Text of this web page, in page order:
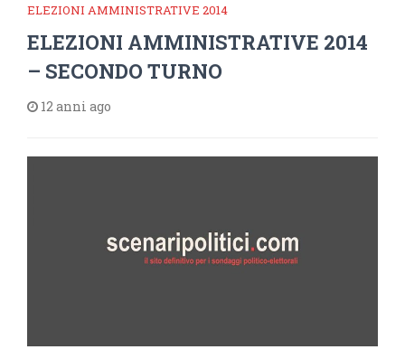
ELEZIONI AMMINISTRATIVE 2014
ELEZIONI AMMINISTRATIVE 2014
– SECONDO TURNO
12 anni ago